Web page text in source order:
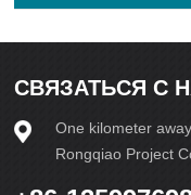
СВЯЗАТЬСЯ С
One kilometer
Rongqiao Project